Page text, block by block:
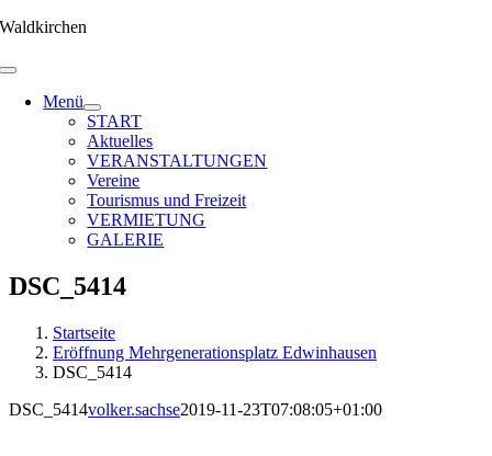
Zum
springen
Waldkirchen
Menü
START
Aktuelles
VERANSTALTUNGEN
Vereine
Tourismus und Freizeit
VERMIETUNG
GALERIE
DSC_5414
Startseite
Eröffnung Mehrgenerationsplatz Edwinhausen
DSC_5414
DSC_5414volker.sachse2019-11-23T07:08:05+01:00